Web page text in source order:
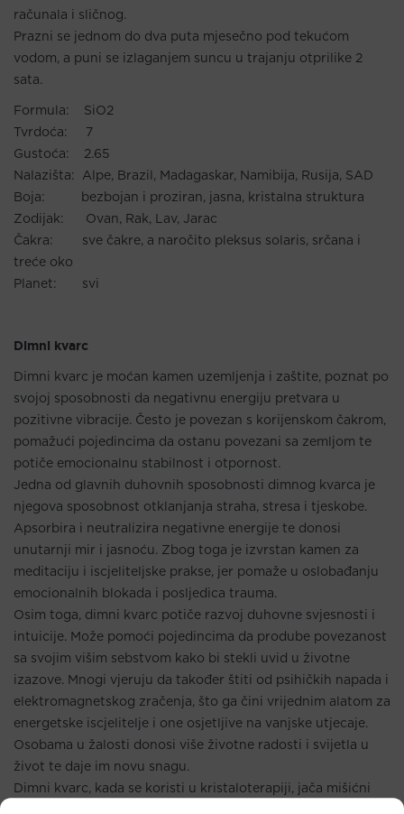
računala i sličnog.
Prazni se jednom do dva puta mjesečno pod tekućom
vodom, a puni se izlaganjem suncu u trajanju otprilike 2
sata.
Formula: SiO2
Tvrdoća: 7
Gustoća: 2.65
Nalazišta: Alpe, Brazil, Madagaskar, Namibija, Rusija, SAD
Boja: bezbojan i proziran, jasna, kristalna struktura
Zodijak: Ovan, Rak, Lav, Jarac
Čakra: sve čakre, a naročito pleksus solaris, srčana i
treće oko
Planet: svi
Dimni kvarc
Dimni kvarc je moćan kamen uzemljenja i zaštite, poznat po
svojoj sposobnosti da negativnu energiju pretvara u
pozitivne vibracije. Često je povezan s korijenskom čakrom,
pomažući pojedincima da ostanu povezani sa zemljom te
potiče emocionalnu stabilnost i otpornost.
Jedna od glavnih duhovnih sposobnosti dimnog kvarca je
njegova sposobnost otklanjanja straha, stresa i tjeskobe.
Apsorbira i neutralizira negativne energije te donosi
unutarnji mir i jasnoću. Zbog toga je izvrstan kamen za
meditaciju i iscjeliteljske prakse, jer pomaže u oslobađanju
emocionalnih blokada i posljedica trauma.
Osim toga, dimni kvarc potiče razvoj duhovne svjesnosti i
intuicije. Može pomoći pojedincima da prodube povezanost
sa svojim višim sebstvom kako bi stekli uvid u životne
izazove. Mnogi vjeruju da također štiti od psihičkih napada i
elektromagnetskog zračenja, što ga čini vrijednim alatom za
energetske iscjelitelje i one osjetljive na vanjske utjecaje.
Osobama u žalosti donosi više životne radosti i svijetla u
život te daje im novu snagu.
Dimni kvarc, kada se koristi u kristaloterapiji, jača mišićni